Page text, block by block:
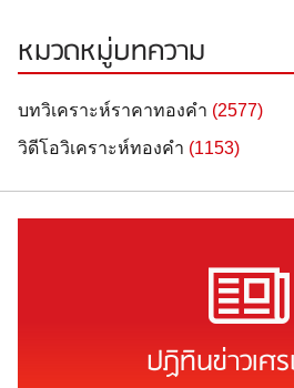
หมวดหมู่บทความ
บทวิเคราะห์ราคาทองคำ (2577)
วิดีโอวิเคราะห์ทองคำ (1153)
ปฏิทินข่าวเศ